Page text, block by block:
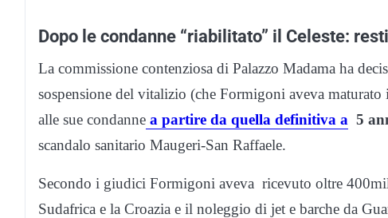
Dopo le condanne “riabilitato” il Celeste:
La commissione contenziosa di Palazzo Madama ha
sospensione del vitalizio (che Formigoni aveva
alle sue condanne a partire da quella definitiva a 5
scandalo sanitario Maugeri-San Raffaele.
Secondo i giudici Formigoni aveva ricevuto oltre
Sudafrica e la Croazia e il noleggio di jet e barche da